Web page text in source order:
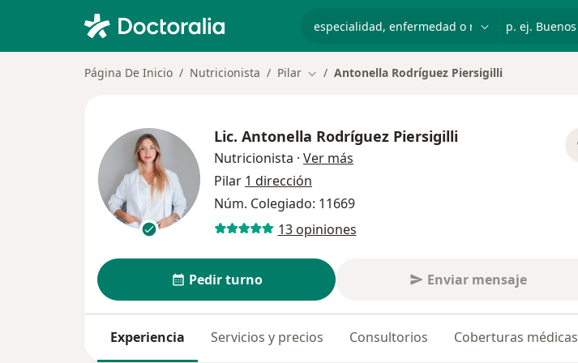
Página De Inicio Nutricionista Pilar Cambiar de ciudad
Antonella Rodríguez Piersigilli
Lic. Antonella Rodríguez Piersigilli
Nutricionista · Ver más
Pilar 1 dirección
Núm. Colegiado: 11669
13 opiniones
Pedir turno Enviar mensaje
Experiencia Servicios y precios Consultorios Coberturas médicas